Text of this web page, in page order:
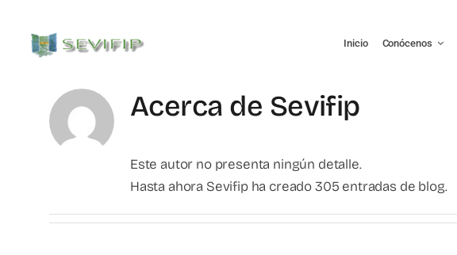
contenido
Inicio Conócenos
Acerca de Sevifip
Este autor no presenta ningún detalle.
Hasta ahora Sevifip ha creado 305 entradas de blog.